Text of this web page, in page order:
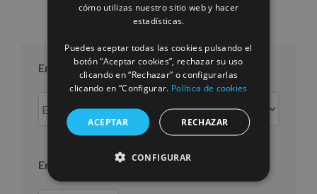
Entradas por mes
por
Entradas por año
FRENCH
cómo utilizas nuestro sitio web y hacer
estadísticas.
Puedes aceptar todas las cookies pulsando el
botón “Aceptar cookies”, rechazar su uso
clicando en “Rechazar” o configurarlas
clicando en “Configurar. Política de cookies
ACEPTAR RECHAZAR
CONFIGURAR